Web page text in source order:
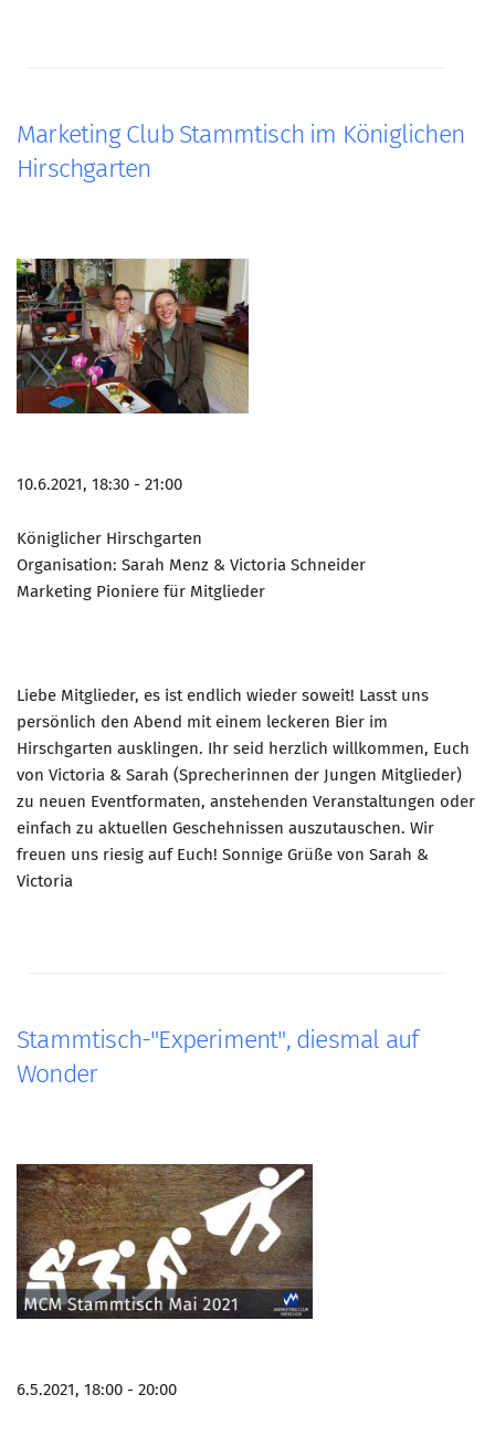
Marketing Club Stammtisch im Königlichen
Hirschgarten
10.6.2021, 18:30 - 21:00
Königlicher Hirschgarten
Organisation: Sarah Menz & Victoria Schneider
Marketing Pioniere für Mitglieder
Liebe Mitglieder, es ist endlich wieder soweit! Lasst uns
persönlich den Abend mit einem leckeren Bier im
Hirschgarten ausklingen. Ihr seid herzlich willkommen, Euch
von Victoria & Sarah (Sprecherinnen der Jungen Mitglieder)
zu neuen Eventformaten, anstehenden Veranstaltungen oder
einfach zu aktuellen Geschehnissen auszutauschen. Wir
freuen uns riesig auf Euch! Sonnige Grüße von Sarah &
Victoria
Stammtisch-"Experiment", diesmal auf
Wonder
6.5.2021, 18:00 - 20:00